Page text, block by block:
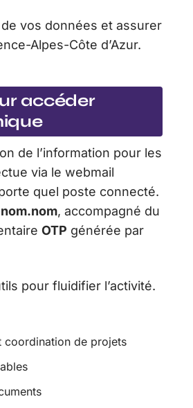
vos données et assurer
Alpes-Côte d’Azur.
accéder
de l’information pour les
via le webmail
quel poste connecté.
, accompagné du
OTP générée par
pour fluidifier l’activité.
coordination de projets